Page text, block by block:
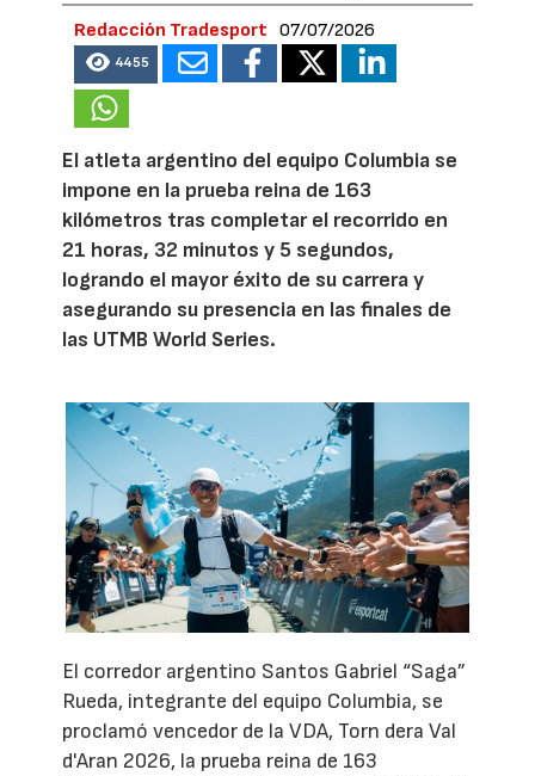
Redacción Tradesport 07/07/2026
4455
El atleta argentino del equipo Columbia se
impone en la prueba reina de 163
kilómetros tras completar el recorrido en
21 horas, 32 minutos y 5 segundos,
logrando el mayor éxito de su carrera y
asegurando su presencia en las finales de
las UTMB World Series.
El corredor argentino Santos Gabriel “Saga”
Rueda, integrante del equipo Columbia, se
proclamó vencedor de la VDA, Torn dera Val
d'Aran 2026, la prueba reina de 163